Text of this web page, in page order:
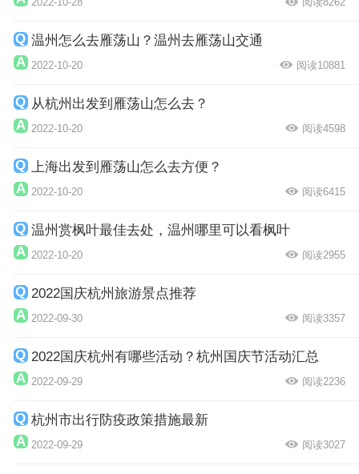
温州怎么去雁荡山？温州去雁荡山交通
2022-10-20 阅读10881
从杭州出发到雁荡山怎么去？
2022-10-20 阅读4598
上海出发到雁荡山怎么去方便？
2022-10-20 阅读6415
温州赏枫叶最佳去处，温州哪里可以看枫叶
2022-10-20 阅读2955
2022国庆杭州旅游景点推荐
2022-09-30 阅读3357
2022国庆杭州有哪些活动？杭州国庆节活动汇总
2022-09-29 阅读2236
杭州市出行防疫政策措施最新
2022-09-29 阅读3027